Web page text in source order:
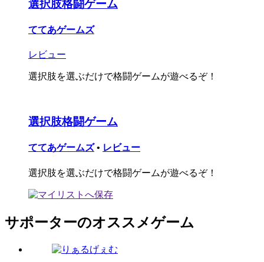
選択肢格闘ゲーム
ててあゲームズ
レビュー
選択肢を選ぶだけで格闘ゲームが遊べるぞ！
選択肢格闘ゲーム
ててあゲームズ • レビュー
選択肢を選ぶだけで格闘ゲームが遊べるぞ！
サポーターのオススメゲーム